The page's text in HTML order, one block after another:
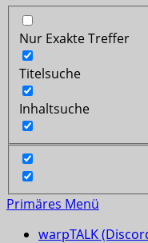
Nur Exakte Treffer
Titelsuche
Inhaltsuche
Primäres Menü
warpTALK